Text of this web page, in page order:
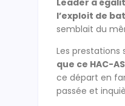
Leader à
l’exploit de
semblait du
Les prestations
que ce HAC-
ce départ en
passée et